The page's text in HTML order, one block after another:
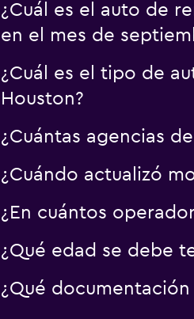
¿Cuál es el auto de
en el mes de
¿Cuál es el tipo de
Houston?
¿Cuántas agencias
¿Cuándo actualizó
¿En cuántos
¿Qué edad se debe
¿Qué